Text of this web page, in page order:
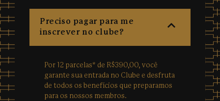
Preciso pagar para me
inscrever no clube?
Por 12 parcelas* de R$390,00, você
garante sua entrada no Clube e desfruta
de todos os benefícios que preparamos
para os nossos membros.